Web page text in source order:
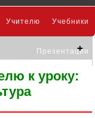
Учебники
Учителю
Презентации
к уроку: